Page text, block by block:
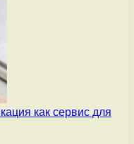
как сервис для